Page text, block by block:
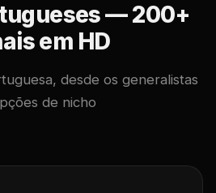
— 200+
em HD
desde os generalistas
de nicho